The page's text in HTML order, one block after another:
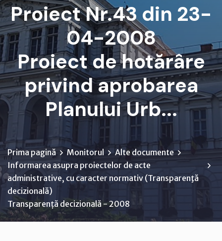
Proiect Nr.43 din 23-
04-2008
Proiect de hotărâre
privind aprobarea
Planului Urb...
Prima pagină Monitorul
Alte documente
Informarea asupra proiectelor de acte
administrative, cu caracter normativ (Transparenţă
decizională)
Transparență decizională - 2008